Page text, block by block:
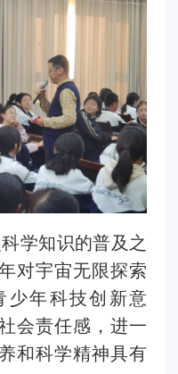
学知识的普及之
对宇宙无限探索
少年科技创新意
会责任感，进一
和科学精神具有